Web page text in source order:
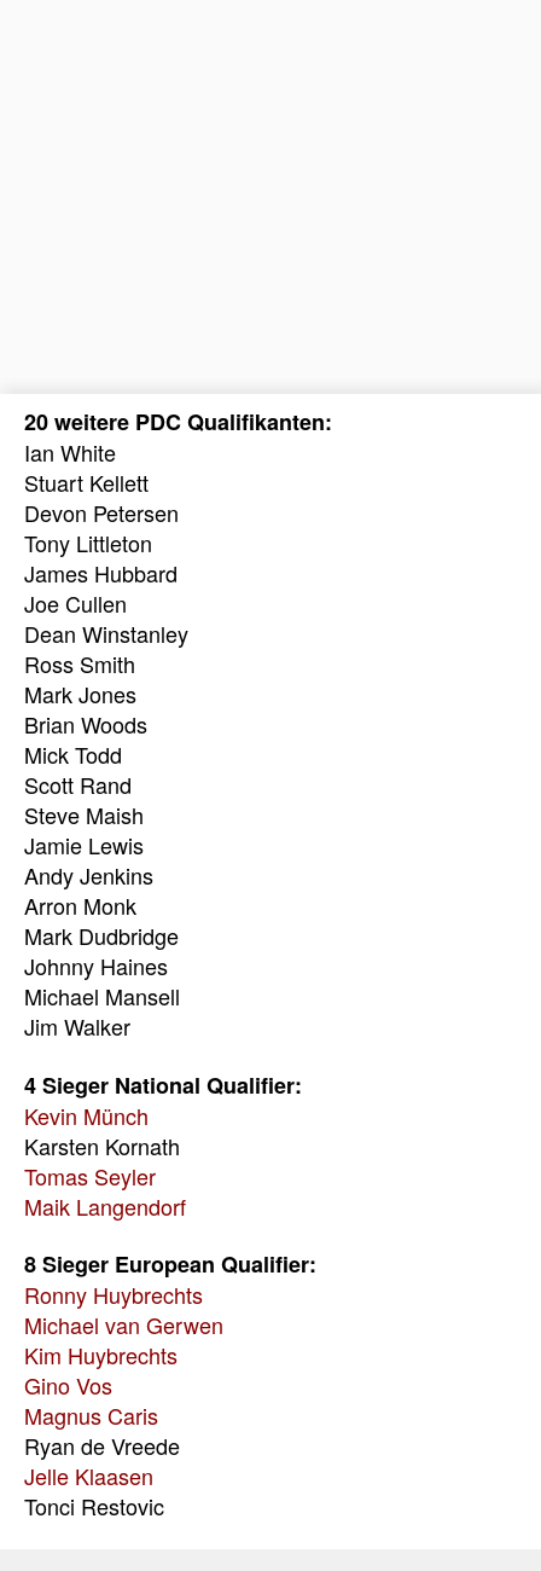
20 weitere PDC Qualifikanten:
Ian White
Stuart Kellett
Devon Petersen
Tony Littleton
James Hubbard
Joe Cullen
Dean Winstanley
Ross Smith
Mark Jones
Brian Woods
Mick Todd
Scott Rand
Steve Maish
Jamie Lewis
Andy Jenkins
Arron Monk
Mark Dudbridge
Johnny Haines
Michael Mansell
Jim Walker
4 Sieger National Qualifier:
Kevin Münch
Karsten Kornath
Tomas Seyler
Maik Langendorf
8 Sieger European Qualifier:
Ronny Huybrechts
Michael van Gerwen
Kim Huybrechts
Gino Vos
Magnus Caris
Ryan de Vreede
Jelle Klaasen
Tonci Restovic